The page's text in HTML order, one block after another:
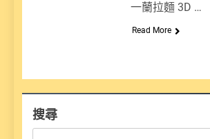
一蘭拉麵 3D …
Read More
搜尋